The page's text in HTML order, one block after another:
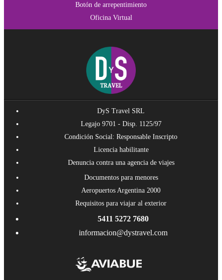
Botón de arrepentimiento
Oficina Virtual
DyS Travel SRL
Legajo 9701 - Disp. 1125/97
Condición Social: Responsable Inscripto
Licencia habilitante
Denuncia contra una agencia de viajes
Documentos para menores
Aeropuertos Argentina 2000
Requisitos para viajar al exterior
5411 5272 7680
informacion@dystravel.com